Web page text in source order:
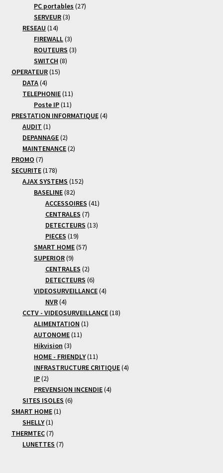
produits
PC portables 2727
SERVEUR 33
RESEAU 1414
produits
FIREWALL 33
produits
ROUTEURS 33
SWITCH 88
OPERATEUR 1515
DATA 44
produits
TELEPHONIE 1111
produits
Poste IP 1111
produits
PRESTATION INFORMATIQUE 44
AUDIT 11
produit
DEPANNAGE 22
produits
MAINTENANCE 22
PROMO 77
produits
SECURITE 178178
produits
AJAX SYSTEMS 152152
BASELINE 8282
produits
ACCESSOIRES 4141
CENTRALES 77
produits
DETECTEURS 1313
PIECES 1919
produits
SMART HOME 5757
SUPERIOR 99
produits
CENTRALES 22
produits
DETECTEURS 66
produits
VIDEOSURVEILLANCE 44
NVR 44
produits
CCTV - VIDEOSURVEILLANCE 1818
ALIMENTATION 11
AUTONOME 1111
Hikvision 33
produits
HOME - FRIENDLY 1111
produits
INFRASTRUCTURE CRITIQUE 44
IP 22
produits
PREVENSION INCENDIE 44
SITES ISOLES 66
SMART HOME 11
SHELLY 11
produit
THERMTEC 77
produits
LUNETTES 77